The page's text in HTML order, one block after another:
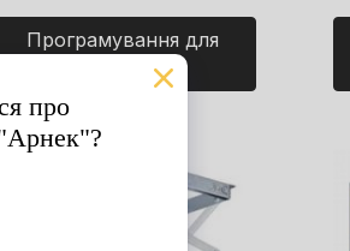
Програмування для
дітей. Ігри.